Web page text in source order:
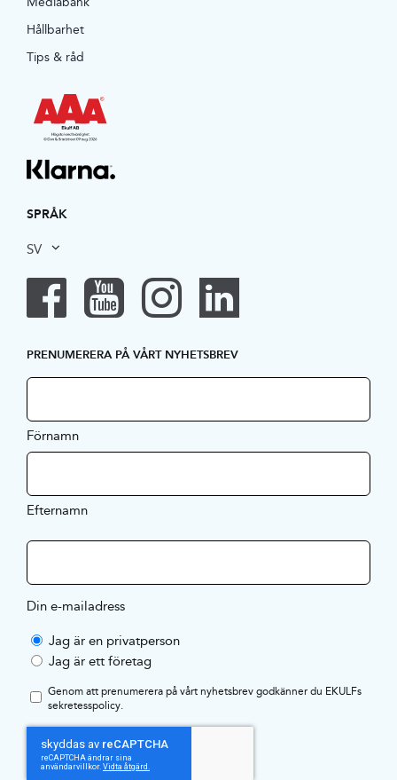
Hållbarhet
Tips & råd
SPRÅK
SV
PRENUMERERA PÅ VÅRT NYHETSBREV
Förnamn
Efternamn
Din e-mailadress
Jag är en privatperson
Jag är ett företag
Genom att prenumerera på vårt nyhetsbrev godkänner du EKULFs
sekretesspolicy.